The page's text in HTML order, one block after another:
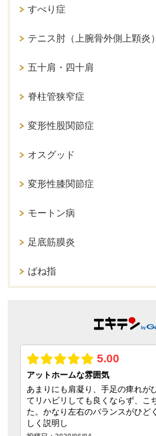
すべり症
テニス肘（上腕骨外側上顆炎）
五十肩・四十肩
脊柱管狭窄症
変形性股関節症
オスグッド
変形性膝関節症
モートン病
足底筋膜炎
ばね指